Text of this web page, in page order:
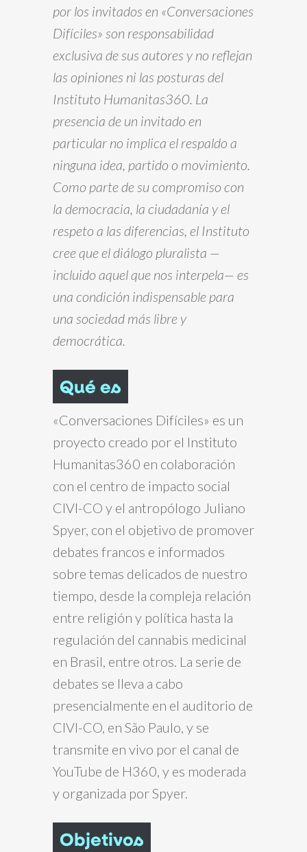
por los invitados en «Conversaciones
Difíciles» son responsabilidad
exclusiva de sus autores y no reflejan
las opiniones ni las posturas del
Instituto Humanitas360. La
presencia de un invitado en
particular no implica el respaldo a
ninguna idea, partido o movimiento.
Como parte de su compromiso con
la democracia, la ciudadanía y el
respeto a las diferencias, el Instituto
cree que el diálogo pluralista —
incluido aquel que nos interpela— es
una condición indispensable para
una sociedad más libre y
democrática.
Qué es
«Conversaciones Difíciles» es un
proyecto creado por el Instituto
Humanitas360 en colaboración
con el centro de impacto social
CIVI-CO y el antropólogo Juliano
Spyer, con el objetivo de promover
debates francos e informados
sobre temas delicados de nuestro
tiempo, desde la compleja relación
entre religión y política hasta la
regulación del cannabis medicinal
en Brasil, entre otros. La serie de
debates se lleva a cabo
presencialmente en el auditorio de
CIVI-CO, en São Paulo, y se
transmite en vivo por el canal de
YouTube de H360, y es moderada
y organizada por Spyer.
Objetivos